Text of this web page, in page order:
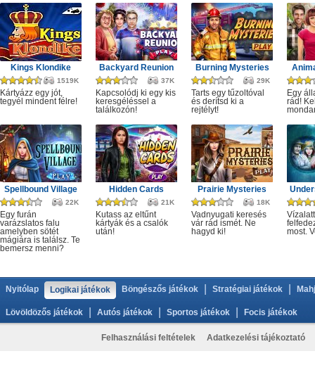
Kings Klondike
1519K
Kártyázz egy jót,
tegyél mindent félre!
Backyard Reunion
37K
Kapcsolódj ki egy kis
keresgéléssel a
találkozón!
Burning Mysteries
29K
Tarts egy tűzoltóval
és derítsd ki a
rejtélyt!
Egy
rád!
Spellbound Village
22K
Egy furán
varázslatos falu
amelyben sötét
mágiára is találsz. Te
bemersz menni?
Hidden Cards
21K
Kutass az eltűnt
kártyák és a csalók
után!
Prairie Mysteries
18K
Vadnyugati keresés
vár rád ismét. Ne
hagyd ki!
most.
Nyitólap Logikai játékok Böngészős játékok Stratégiai játékok
Lövöldözős játékok Autós játékok Sportos játékok Focis játékok
Felhasználási feltételek Adatkezelési tájékoztató